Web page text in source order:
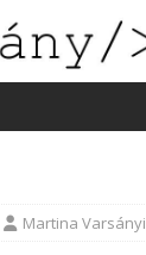
Martina Varsányi